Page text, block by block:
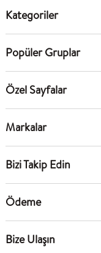
Kategoriler
Popüler Gruplar
Özel Sayfalar
Markalar
Bizi Takip Edin
Ödeme
Bize Ulaşın